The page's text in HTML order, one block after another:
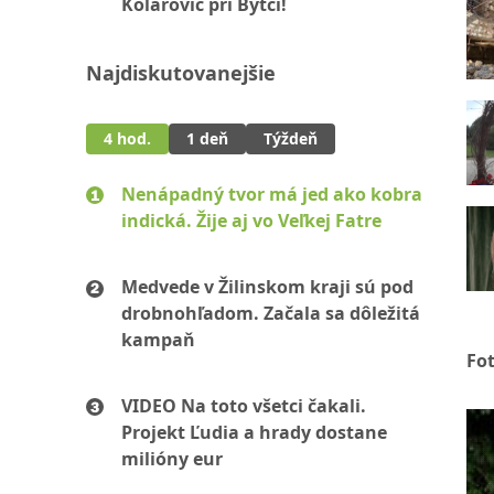
Najdiskutovanejšie
4 hod. 1 deň Týždeň
Nenápadný tvor má jed ako kobra
indická. Žije aj vo Veľkej Fatre
Medvede v Žilinskom kraji sú pod
drobnohľadom. Začala sa dôležitá
kampaň
VIDEO Na toto všetci čakali.
Projekt Ľudia a hrady dostane
milióny eur